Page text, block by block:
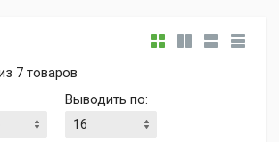
7 товаров
Выводить по: